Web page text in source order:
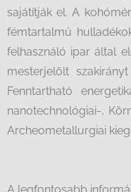
sajátítják el. A
fémtartalmú
felhasználó ipar által
mesterjelölt
Fenntartható
nanotechnológiai-,
Archeometallurgiai